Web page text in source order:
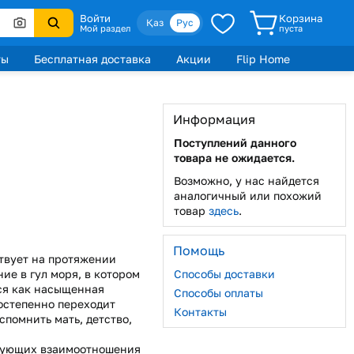
Войти
Мой раздел Қаз Рус Корзина
пуста
Бесплатная доставка Акции
Flip Home
на протяжении
в гул моря, в котором
как насыщенная
переходит
мать, детство,
взаимоотношения
Информация
Поступлений данного
товара не ожидается.
Возможно, у нас найдется
аналогичный или похожий
товар здесь.
Помощь
Способы доставки
Способы оплаты
Контакты